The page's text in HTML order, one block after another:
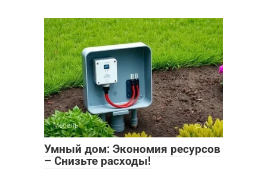
Мебель 0
Умный дом: Экономия ресурсов
– Снизьте расходы!